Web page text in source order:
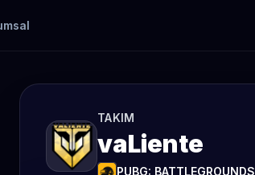
TAKIM
vaLiente
PUBG: BATTLEGROUNDS